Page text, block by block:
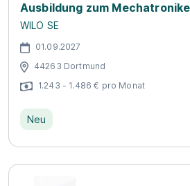
Ausbildung zum
WILO SE
01.09.2027
44263 Dortmund
1.243 - 1.486 € pro Monat
Neu